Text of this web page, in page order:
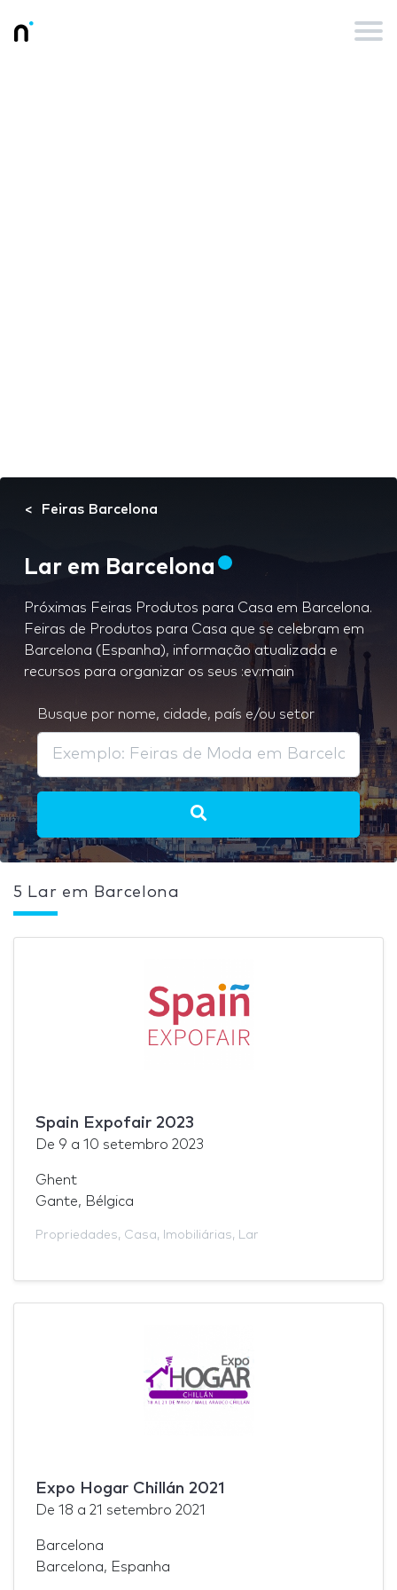
Feiras Barcelona
Lar em Barcelona
Próximas Feiras Produtos para Casa em Barcelona.
Feiras de Produtos para Casa que se celebram em
Barcelona (Espanha), informação atualizada e
recursos para organizar os seus :ev:main
Busque por nome, cidade, país e/ou setor
5 Lar em Barcelona
Spain Expofair 2023
De 9 a 10 setembro 2023
Ghent
Gante, Bélgica
Propriedades, Casa, Imobiliárias, Lar
Expo Hogar Chillán 2021
De 18 a 21 setembro 2021
Barcelona
Barcelona, Espanha